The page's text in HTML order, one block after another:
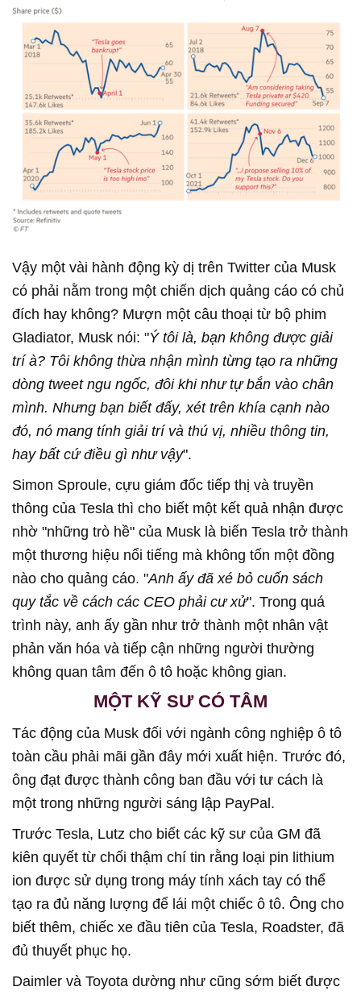
Vậy một vài hành động kỳ dị trên Twitter của Musk
có phải nằm trong một chiến dịch quảng cáo có chủ
đích hay không? Mượn một câu thoại từ bộ phim
Gladiator, Musk nói: "Ý tôi là, bạn không được giải
trí à? Tôi không thừa nhận mình từng tạo ra những
dòng tweet ngu ngốc, đôi khi như tự bắn vào chân
mình. Nhưng bạn biết đấy, xét trên khía cạnh nào
đó, nó mang tính giải trí và thú vị, nhiều thông tin,
hay bất cứ điều gì như vậy".
Simon Sproule, cựu giám đốc tiếp thị và truyền
thông của Tesla thì cho biết một kết quả nhận được
nhờ "những trò hề" của Musk là biến Tesla trở thành
một thương hiệu nổi tiếng mà không tốn một đồng
nào cho quảng cáo. "Anh ấy đã xé bỏ cuốn sách
quy tắc về cách các CEO phải cư xử". Trong quá
trình này, anh ấy gần như trở thành một nhân vật
phản văn hóa và tiếp cận những người thường
không quan tâm đến ô tô hoặc không gian.
MỘT KỸ SƯ CÓ TÂM
Tác động của Musk đối với ngành công nghiệp ô tô
toàn cầu phải mãi gần đây mới xuất hiện. Trước đó,
ông đạt được thành công ban đầu với tư cách là
một trong những người sáng lập PayPal.
Trước Tesla, Lutz cho biết các kỹ sư của GM đã
kiên quyết từ chối thậm chí tin rằng loại pin lithium
ion được sử dụng trong máy tính xách tay có thể
tạo ra đủ năng lượng để lái một chiếc ô tô. Ông cho
biết thêm, chiếc xe đầu tiên của Tesla, Roadster, đã
đủ thuyết phục họ.
Daimler và Toyota dường như cũng sớm biết được